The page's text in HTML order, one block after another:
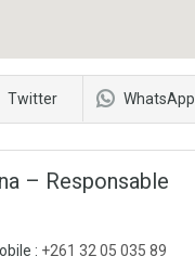
Twitter WhatsApp
– Responsable
: +261 32 05 035 89